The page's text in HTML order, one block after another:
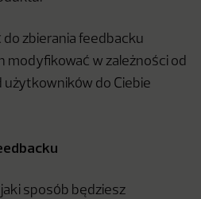
do zbierania feedbacku
modyfikować w zależności od
użytkowników do Ciebie
sposób będziesz